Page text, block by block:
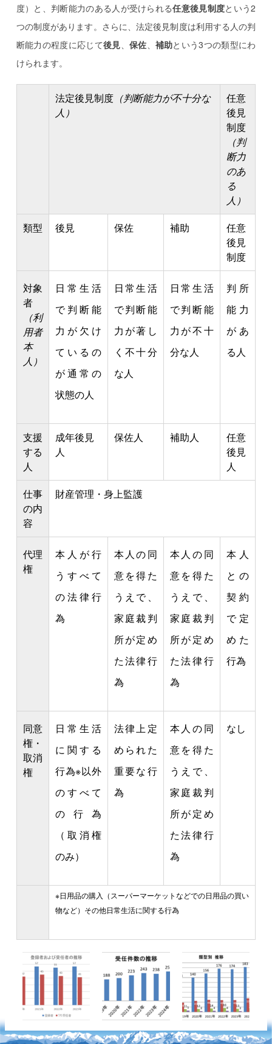
度）と、判断能力のある人が受けられる任意後見制度という2
つの制度があります。さらに、法定後見制度は利用する人の判
断能力の程度に応じて後見、 保佐、 補助という3つの類型にわ
けられます。
法定後見制度（判断能力が不十分な
人）
任意
後見
制度
（判
断力
のあ
る
人）
類型
後見 保佐 補助
任意
後見
制度
対象
者
（利
用者
本
人）
日常生活
で判断能
力が欠け
ているの
が通常の
状態の人
日常生活
で判断能
力が著し
く不十分
な人
日常生活
で判断能
力が不十
分な人
判所
能力
があ
る人
支援
する
人
成年後見
人
保佐人 補助人
任意
後見
人
仕事
の内
容
財産管理・身上監護
代理
権
本人が行
うすべて
の法律行
為
本人の同
意を得た
うえで、
家庭裁判
所が定め
た法律行
為
本人の同
意を得た
うえで、
家庭裁判
所が定め
た法律行
為
本人
との
契約
で定
めた
行為
同意
権・
取消
権
日常生活
に関する
行為※以外
のすべて
の行為
（取消権
のみ）
法律上定
められた
重要な行
為
本人の同
意を得た
うえで、
家庭裁判
所が定め
た法律行
為
なし
※日用品の購入（スーパーマーケットなどでの日用品の買い
物など）その他日常生活に関する行為